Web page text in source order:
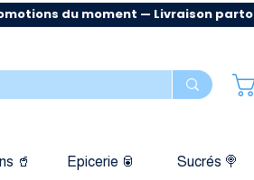
du moment — Livraison
🥤 Epicerie 🥫 Sucrés 🍭